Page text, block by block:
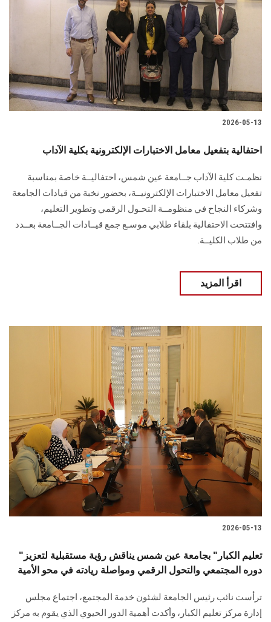
2026-05-13
احتفالية بتفعيل معامل الاختبارات الإلكترونية بكلية الآداب
نظمـت كلية الآداب جــامعة عين شمس، احتفاليــة خاصة بمناسبة
تفعيل معامل الاختبارات الإلكترونيــة، بحضور نخبة من قيادات الجامعة
وشركاء النجاح في منظومــة التحـول الرقمي وتطوير التعليم،
وافتتحت الاحتفالية بلقاء طلابي موسـع جمع قيــادات الجــامعة بعــدد
من طلاب الكليــة.
اقرأ المزيد
2026-05-13
"تعليم الكبار" بجامعة عين شمس يناقش رؤية مستقبلية لتعزيز
دوره المجتمعي والتحول الرقمي ومواصلة ريادته في محو الأمية
ترأست نائب رئيس الجامعة لشئون خدمة المجتمع، اجتماع مجلس
إدارة مركز تعليم الكبار، وأكدت أهمية الدور الحيوي الذي يقوم به مركز